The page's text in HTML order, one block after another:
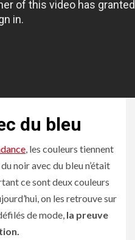
du bleu
, les couleurs tiennent
noir avec du bleu n’était
ce sont deux couleurs
on les retrouve sur
de mode, la preuve